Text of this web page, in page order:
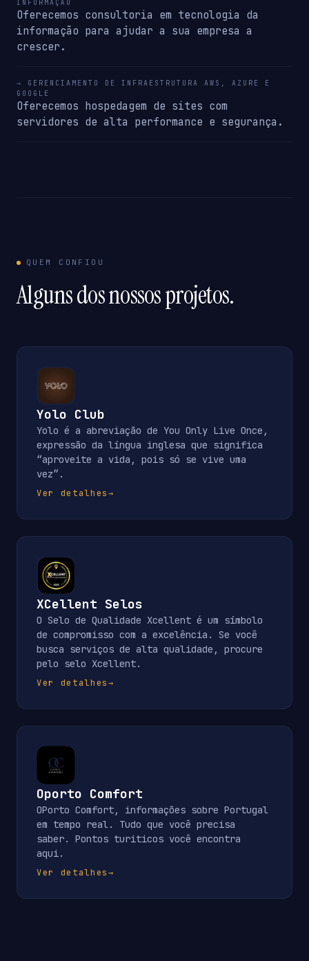
INFORMAÇÃO
Oferecemos consultoria em tecnologia da
informação para ajudar a sua empresa a
crescer.
→ GERENCIAMENTO DE INFRAESTRUTURA AWS, AZURE E
GOOGLE
Oferecemos hospedagem de sites com
servidores de alta performance e segurança.
QUEM CONFIOU
Alguns dos nossos projetos.
Yolo Club
Yolo é a abreviação de You Only Live Once,
expressão da língua inglesa que significa
“aproveite a vida, pois só se vive uma
vez”.
Ver detalhes→
XCellent Selos
O Selo de Qualidade Xcellent é um símbolo
de compromisso com a excelência. Se você
busca serviços de alta qualidade, procure
pelo selo Xcellent.
Ver detalhes→
Oporto Comfort
OPorto Comfort, informações sobre Portugal
em tempo real. Tudo que você precisa
saber. Pontos turiticos você encontra
aqui.
Ver detalhes→